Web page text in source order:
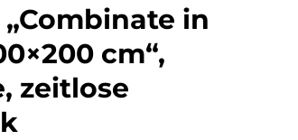
in
cm“,
zeitlose